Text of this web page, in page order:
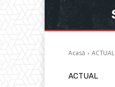
Acasă ACTUAL
ACTUAL